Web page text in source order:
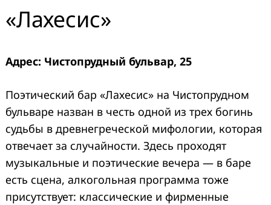
«Лахесис»
Адрес: Чистопрудный бульвар, 25
Поэтический бар «Лахесис» на Чистопрудном
бульваре назван в честь одной из трех богинь
судьбы в древнегреческой мифологии, которая
отвечает за случайности. Здесь проходят
музыкальные и поэтические вечера — в баре
есть сцена, алкогольная программа тоже
присутствует: классические и фирменные